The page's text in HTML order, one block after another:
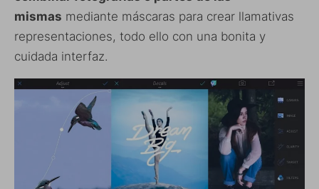
mismas mediante máscaras para crear llamativas
representaciones, todo ello con una bonita y
cuidada interfaz.